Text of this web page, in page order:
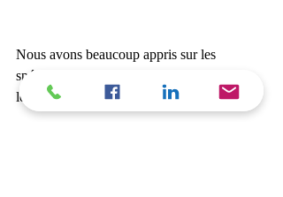
Nous avons beaucoup appris sur les
spécificités de chaque métier et nous vous
les communiquerons dans un nouvel article!